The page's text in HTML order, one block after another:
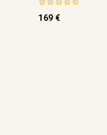
0
de
169€